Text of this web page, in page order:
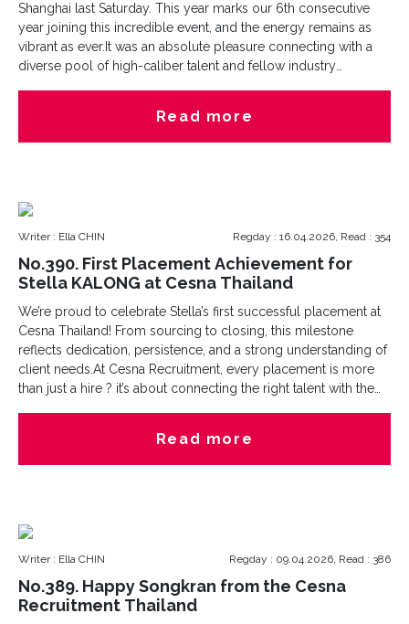
Shanghai last Saturday. This year marks our 6th consecutive
year joining this incredible event, and the energy remains as
vibrant as ever.It was an absolute pleasure connecting with a
diverse pool of high-caliber talent and fellow industry
candidates and world-class opportunities.To everyone we met
thank you for the insightful conversations. We are already
talent to join our Cesna family. Please feel free to send your CV
directly to our HR team: leah.tong@cesna.com.
Read more
Writer : Ella CHIN Regday : 16.04.2026, Read : 354
No.390. First Placement Achievement for
Stella KALONG at Cesna Thailand
We’re proud to celebrate Stella’s first successful placement at
Cesna Thailand! From sourcing to closing, this milestone
reflects dedication, persistence, and a strong understanding of
client needs.At Cesna Recruitment, every placement is more
than just a hire ? it’s about connecting the right talent with the
Read more
Writer : Ella CHIN Regday : 09.04.2026, Read : 386
No.389. Happy Songkran from the Cesna
Recruitment Thailand